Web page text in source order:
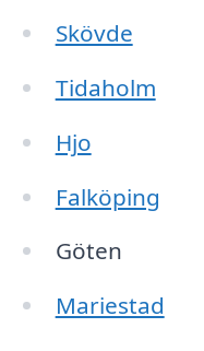
Skövde
Tidaholm
Hjo
Falköping
Göten
Mariestad